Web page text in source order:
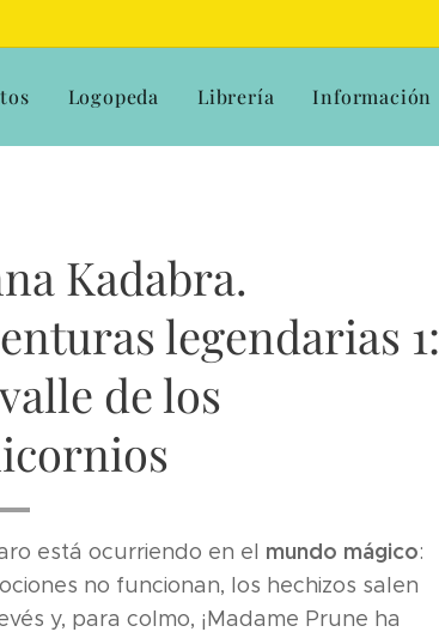
Logopeda Librería Información
Kadabra.
legendarias 1:
de los
está ocurriendo en el mundo mágico:
no funcionan, los hechizos salen
y, para colmo, ¡Madame Prune ha